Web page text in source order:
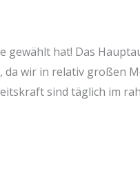
gewählt hat! Das
da wir in relativ großen
sind täglich im